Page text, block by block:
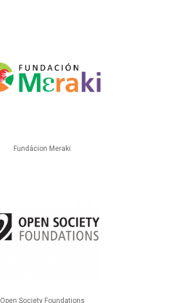
Fundácion Meraki
Open Society Foundations